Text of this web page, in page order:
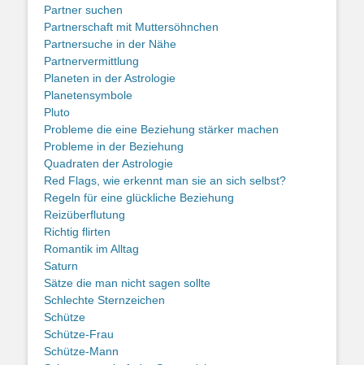
Partner suchen
Partnerschaft mit Muttersöhnchen
Partnersuche in der Nähe
Partnervermittlung
Planeten in der Astrologie
Planetensymbole
Pluto
Probleme die eine Beziehung stärker machen
Probleme in der Beziehung
Quadraten der Astrologie
Red Flags, wie erkennt man sie an sich selbst?
Regeln für eine glückliche Beziehung
Reizüberflutung
Richtig flirten
Romantik im Alltag
Saturn
Sätze die man nicht sagen sollte
Schlechte Sternzeichen
Schütze
Schütze-Frau
Schütze-Mann